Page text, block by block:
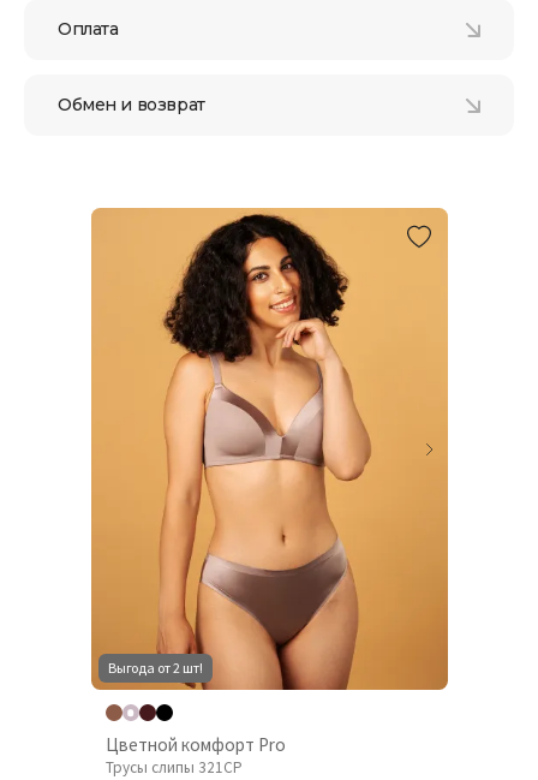
Оплата
Обмен и возврат
Выгода от 2 шт!
Цветной комфорт Pro
Трусы слипы 321CP